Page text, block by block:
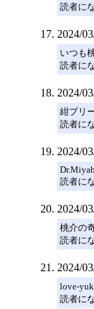
読者に
2024/
いつも
読者に
2024/
紺プリ
読者に
2024/
読者に
2024/
桃介の
読者に
2024/
love-
読者に